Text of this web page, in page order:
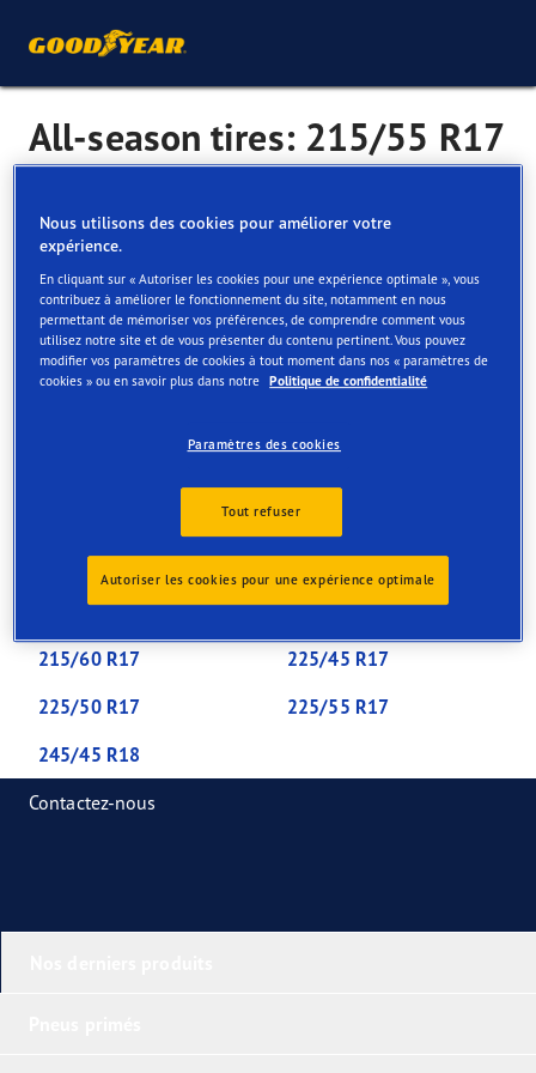
All-season tires: 215/55 R17
As the name suggests, all-season tyres are a great option
for all-round performance with a wide variety of surfaces
and conditions.
Designed to: cope with changing weather conditions like
rain, sleet, slush and even light snow.
Consider if: you live in a place with seasonal weather.
Tailles de pneus toutes saisons populaires
195/65 R15
205/45 R16
205/50 R17
205/55 R16
205/60 R16
215/60 R17
225/45 R17
225/50 R17
225/55 R17
245/45 R18
Contactez-nous
Nous utilisons des cookies pour améliorer votre
expérience.
En cliquant sur « Autoriser les cookies pour une expérience optimale », vous
contribuez à améliorer le fonctionnement du site, notamment en nous
permettant de mémoriser vos préférences, de comprendre comment vous
utilisez notre site et de vous présenter du contenu pertinent. Vous pouvez
modifier vos paramètres de cookies à tout moment dans nos « paramètres de
cookies » ou en savoir plus dans notre Politique de confidentialité
Paramètres des cookies
Tout refuser
Autoriser les cookies pour une expérience optimale